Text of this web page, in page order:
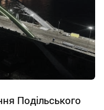
Подільського